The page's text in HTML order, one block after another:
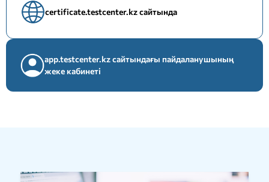
certificate.testcenter.kz сайтында
app.testcenter.kz сайтындағы пайдаланушының
жеке кабинеті